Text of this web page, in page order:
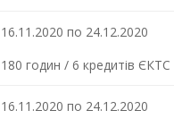
16.11.2020 по 24.12.2020
180 годин / 6 кредитів ЄКТС
16.11.2020 по 24.12.2020